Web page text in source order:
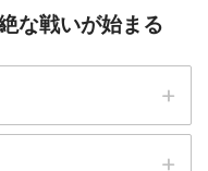
な戦いが始まる